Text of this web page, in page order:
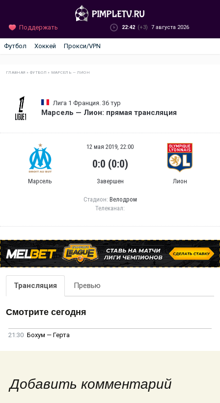
Поддержать 22:42 (+3) 7 августа 2026
Футбол Хоккей Прокси/VPN
ГЛАВНАЯ »ФУТБОЛ » МАРСЕЛЬ — ЛИОН
Лига 1 Франция. 36 тур
Марсель — Лион: прямая трансляция
Марсель
12 мая 2019, 22:00
0:0 (0:0)
Завершен Лион
Стадион: Велодром
Телеканал:
Трансляция Превью
Смотрите сегодня
21:30 Бохум — Герта
Добавить комментарий